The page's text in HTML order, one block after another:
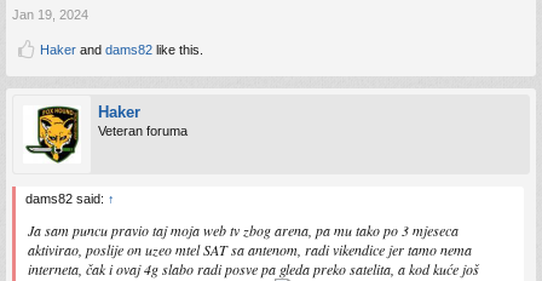
Jan 19, 2024
Haker and dams82 like this.
Haker
Veteran foruma
dams82 said: ↑
Ja sam puncu pravio taj moja web tv zbog arena, pa mu tako po 3 mjeseca
aktivirao, poslije on uzeo mtel SAT sa antenom, radi vikendice jer tamo nema
interneta, čak i ovaj 4g slabo radi posve pa gleda preko satelita, a kod kuće još